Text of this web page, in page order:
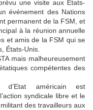
une visite aux États-
événement des Nations
permanent de la FSM, et
à la réunion annuelle
et amis de la FSM qui se
États-Unis.
mais malheureusement
compétentes des
d’Etat américain est
syndicale libre et le
des travailleurs aux